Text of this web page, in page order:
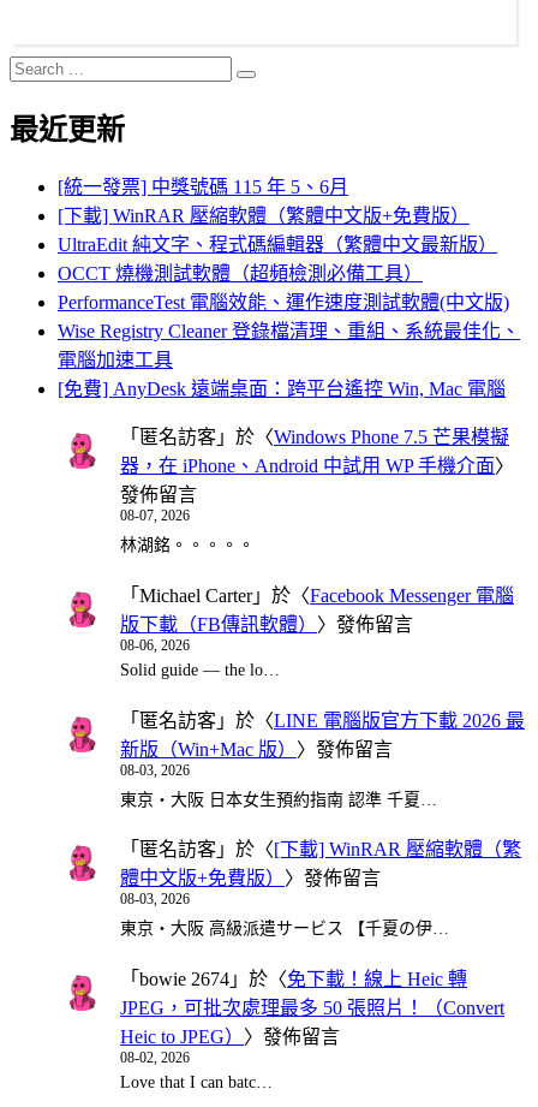
Search
for:
Search
最近更新
[統一發票] 中獎號碼 115 年 5、6月
[下載] WinRAR 壓縮軟體（繁體中文版+免費版）
UltraEdit 純文字、程式碼編輯器（繁體中文最新版）
OCCT 燒機測試軟體（超頻檢測必備工具）
PerformanceTest 電腦效能、運作速度測試軟體(中文版)
Wise Registry Cleaner 登錄檔清理、重組、系統最佳化、
電腦加速工具
[免費] AnyDesk 遠端桌面：跨平台遙控 Win, Mac 電腦
「 匿名訪客 」於〈Windows Phone 7.5 芒果模擬
器，在 iPhone、Android 中試用 WP 手機介面〉
發佈留言
08-07, 2026
林湖銘。。。。。
「 Michael Carter」於〈Facebook Messenger 電腦
版下載（FB傳訊軟體） 〉發佈留言
08-06, 2026
Solid guide — the lo…
「 匿名訪客 」於〈LINE 電腦版官方下載 2026 最
新版（Win+Mac 版） 〉發佈留言
08-03, 2026
東京・大阪 日本女生預約指南 認準 千夏…
「 匿名訪客 」於〈[下載] WinRAR 壓縮軟體（繁
體中文版+免費版） 〉發佈留言
08-03, 2026
東京・大阪 高級派遣サービス 【千夏の伊…
「 bowie 2674 」於〈免下載！線上 Heic 轉
JPEG，可批次處理最多 50 張照片！（Convert
Heic to JPEG） 〉發佈留言
08-02, 2026
Love that I can batc…